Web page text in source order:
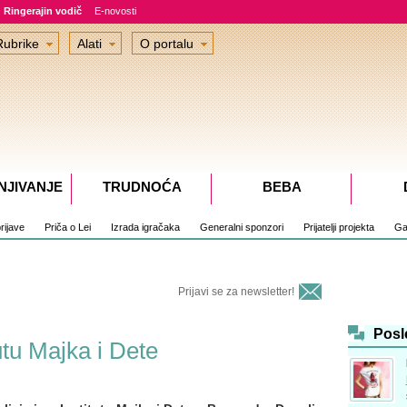
Ringerajin vodič E-novosti
Priča o Lei Izrada igračaka Generalni sponzori Prijatelji projekta
Prijavi se za newsletter!
Majka i Dete
Alati O portalu
TRUDNOĆA BEBA